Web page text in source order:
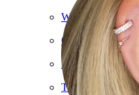
Werkzeuge
Curved Barbell
Lobe
Titan